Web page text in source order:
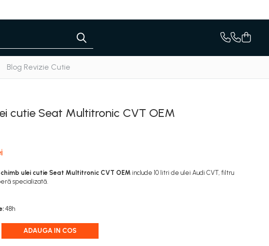
Blog Revizie Cutie
cutie Seat Multitronic CVT OEM
ulei cutie Seat Multitronic CVT OEMinclude 10 litri de ulei Audi CVT, filtru
specializată.
48h
ADAUGA IN COS